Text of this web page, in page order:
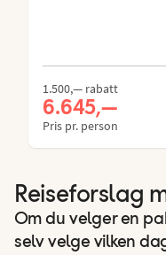
1.500,— rabatt
6.645,—
Pris pr. person
Reiseforslag
Om du velger en
selv velge vilken